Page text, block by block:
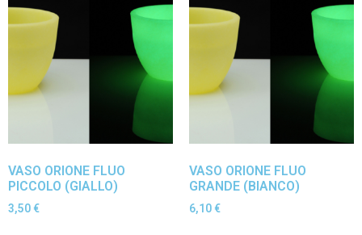
VASO ORIONE FLUO
PICCOLO (GIALLO)
3,50 €
VASO ORIONE FLUO
GRANDE (BIANCO)
6,10 €